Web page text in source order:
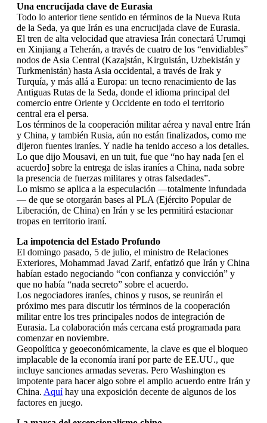
Una encrucijada clave de Eurasia
Todo lo anterior tiene sentido en términos de la Nueva Ruta
de la Seda, ya que Irán es una encrucijada clave de Eurasia.
El tren de alta velocidad que atraviesa Irán conectará Urumqi
en Xinjiang a Teherán, a través de cuatro de los “envidiables”
nodos de Asia Central (Kazajstán, Kirguistán, Uzbekistán y
Turkmenistán) hasta Asia occidental, a través de Irak y
Turquía, y más allá a Europa: un tecno renacimiento de las
Antiguas Rutas de la Seda, donde el idioma principal del
comercio entre Oriente y Occidente en todo el territorio
central era el persa.
Los términos de la cooperación militar aérea y naval entre Irán
y China, y también Rusia, aún no están finalizados, como me
dijeron fuentes iraníes. Y nadie ha tenido acceso a los detalles.
Lo que dijo Mousavi, en un tuit, fue que “no hay nada [en el
acuerdo] sobre la entrega de islas iraníes a China, nada sobre
la presencia de fuerzas militares y otras falsedades”.
Lo mismo se aplica a la especulación —totalmente infundada
— de que se otorgarán bases al PLA (Ejército Popular de
Liberación, de China) en Irán y se les permitirá estacionar
tropas en territorio iraní.
La impotencia del Estado Profundo
El domingo pasado, 5 de julio, el ministro de Relaciones
Exteriores, Mohammad Javad Zarif, enfatizó que Irán y China
habían estado negociando “con confianza y convicción” y
que no había “nada secreto” sobre el acuerdo.
Los negociadores iraníes, chinos y rusos, se reunirán el
próximo mes para discutir los términos de la cooperación
militar entre los tres principales nodos de integración de
Eurasia. La colaboración más cercana está programada para
comenzar en noviembre.
Geopolítica y geoeconómicamente, la clave es que el bloqueo
implacable de la economía iraní por parte de EE.UU., que
incluye sanciones armadas severas. Pero Washington es
impotente para hacer algo sobre el amplio acuerdo entre Irán y
China. Aquíhay una exposición decente de algunos de los
factores en juego.